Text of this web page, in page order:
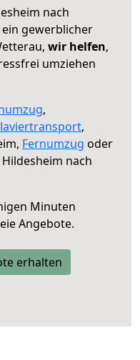
nach
gewerblicher
wir helfen,
umziehen
,
,
Fernumzug oder
nach
Minuten
Angebote.
erhalten